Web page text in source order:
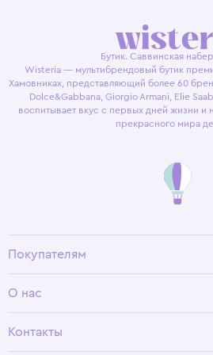
Бутик. Саввинская
Wisteria — мультибрендовый бутик
Хамовниках, представляющий более 60
Dolce&Gabbana, Giorgio Armani, Elie
воспитывает вкус с первых дней жизни и
прекрасного мира
Покупателям
Условия возврата
О нас
Программа лояльности
Контакты